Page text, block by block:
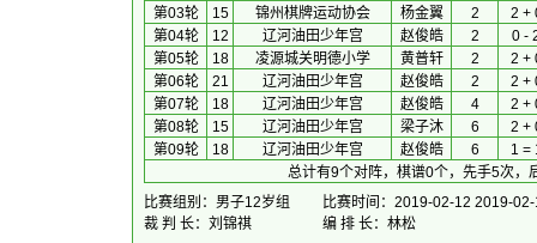
第03轮
15 锦州棋牌运动协会 杨金翼 2
2 +
第04轮
12 辽河油田少年宫 赵俊皓 2
0 -
第05轮
18 凌源城关明德小学 黄普轩 2
2 +
第06轮
21 辽河油田少年宫 赵俊皓 2
2 +
第07轮
18 辽河油田少年宫 赵俊皓 4
2 +
第08轮
15 辽河油田少年宫 梁子沐 6
2 +
第09轮
18 辽河油田少年宫 赵俊皓 6
1 =
总计有9个对阵，棋谱0个，先手5次，
比赛组别：男子12岁组
比赛时间：2019-02-12 2019-
裁 判 长：刘锦祺
编 排 长：林松